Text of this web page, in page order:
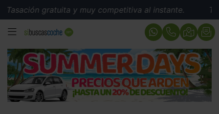
gratuita y muy competitiva al instante.
MENÚ